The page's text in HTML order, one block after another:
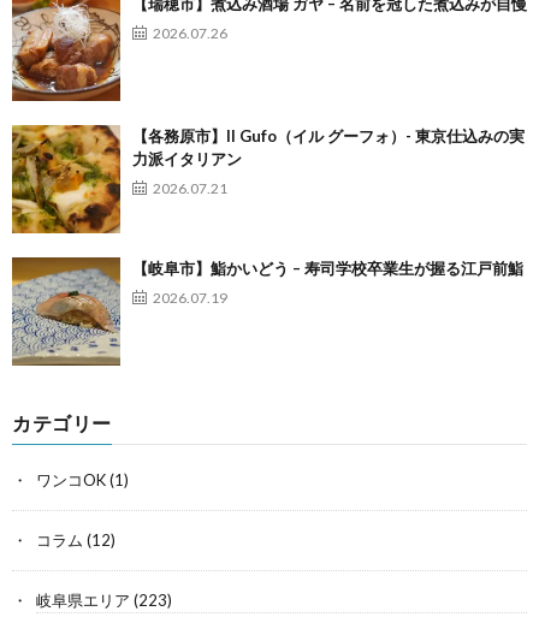
2026.07.26
【各務原市】Il Gufo（イル グーフォ）- 東京仕込みの実
力派イタリアン
2026.07.21
【岐阜市】鮨かいどう – 寿司学校卒業生が握る江戸前鮨
2026.07.19
カテゴリー
ワンコOK(1)
コラム (12)
岐阜県エリア (223)